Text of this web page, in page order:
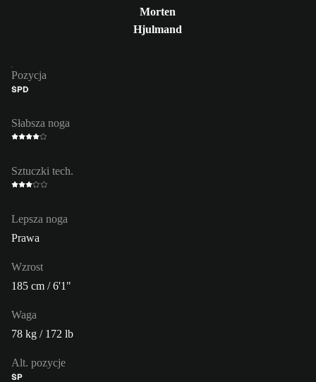
Morten
Hjulmand
Pozycja
ŚPD
Słabsza noga
Sztuczki tech.
Lepsza noga
Prawa
Wzrost
185 cm / 6'1"
Waga
78 kg / 172 lb
Alt. pozycje
ŚP